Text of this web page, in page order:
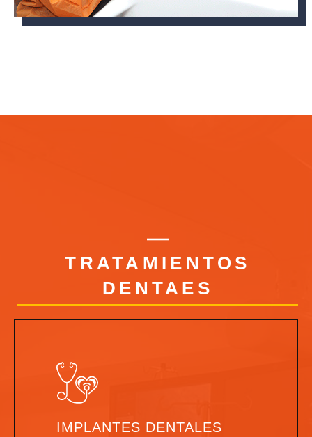
TRATAMIENTOS
DENTAES
IMPLANTES DENTALES